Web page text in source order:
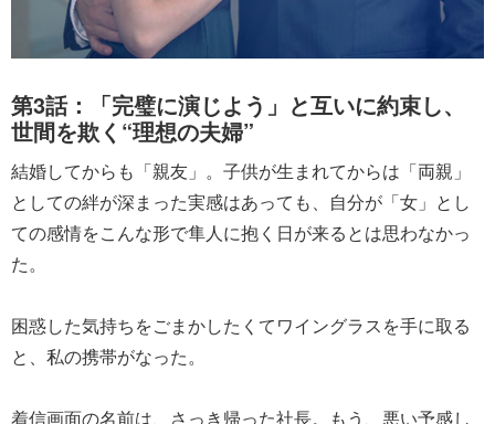
第3話：「完璧に演じよう」と互いに約束し、
世間を欺く“理想の夫婦”
結婚してからも「親友」。子供が生まれてからは「両親」
としての絆が深まった実感はあっても、自分が「女」とし
ての感情をこんな形で隼人に抱く日が来るとは思わなかっ
た。
困惑した気持ちをごまかしたくてワイングラスを手に取る
と、私の携帯がなった。
着信画面の名前は、さっき帰った社長。もう、悪い予感し